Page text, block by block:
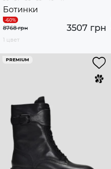
Ботинки
3507 грн
8768 грн
1 цвет
PREMIUM